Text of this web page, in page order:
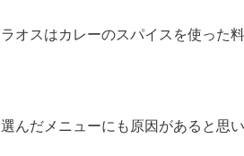
ラオスはカレーのスパイスを使った
選んだメニューにも原因があると思い